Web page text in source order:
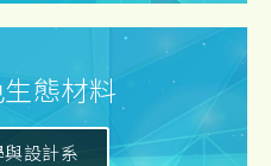
態材料
設計系